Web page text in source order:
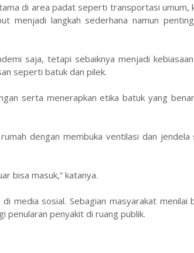
di area padat seperti transportasi umum,
menjadi langkah sederhana namun
saja, tetapi sebaiknya menjadi
seperti batuk dan pilek.
serta menerapkan etika batuk yang
dengan membuka ventilasi dan jendela
bisa masuk,” katanya.
media sosial. Sebagian masyarakat menilai
penularan penyakit di ruang publik.